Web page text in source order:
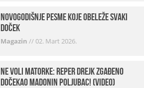
Novogodišnje pesme koje obeleže svaki
Doček
Magazin //02. Mart 2026.
Ne voli matorke: Reper Drejk zgađeno
dočekao Madonin poljubac! (VIDEO)